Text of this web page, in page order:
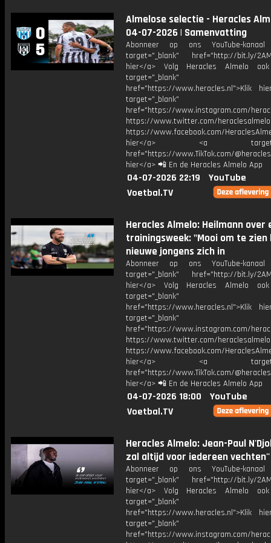
Almelose selectie - Heracles
04-07-2026 | Samenvatting
Abonneer op ons YouTube-
target="_blank" href="http://bit.ly/
hier</a> Volg Heracles Almelo
target="_blank"
href="https://www.heracles.nl">Klik
target="_blank"
href="https://www.instagram.com/
https://www.twitter.com/heraclesalmelo
https://www.facebook.com/
hier</a> <a
href="https://www.TikTok.com/
hier</a> 📲 En de Heracles Almelo App
04-07-2026 22:19
YouTube
Voetbal.TV
Heracles Almelo: Heilmann over
trainingsweek: "Mooi om te zien
nieuwe jongens zich in
Abonneer op ons YouTube-
target="_blank" href="http://bit.ly/
hier</a> Volg Heracles Almelo
target="_blank"
href="https://www.heracles.nl">Klik
target="_blank"
href="https://www.instagram.com/
https://www.twitter.com/heraclesalmelo
https://www.facebook.com/
hier</a> <a
href="https://www.TikTok.com/
hier</a> 📲 En de Heracles Almelo App
04-07-2026 18:00
YouTube
Voetbal.TV
Heracles Almelo: Jean-Paul
zal altijd voor iedereen vechten''
Abonneer op ons YouTube-
target="_blank" href="http://bit.ly/
hier</a> Volg Heracles Almelo
target="_blank"
href="https://www.heracles.nl">Klik
target="_blank"
href="https://www.instagram.com/